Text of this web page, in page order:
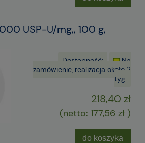
USP-U/mg,, 100 g,
Dostępność:
Na
zamówienie, realizacja około 2
tyg.
218,40 zł
(netto: 177,56 zł )
do koszyka